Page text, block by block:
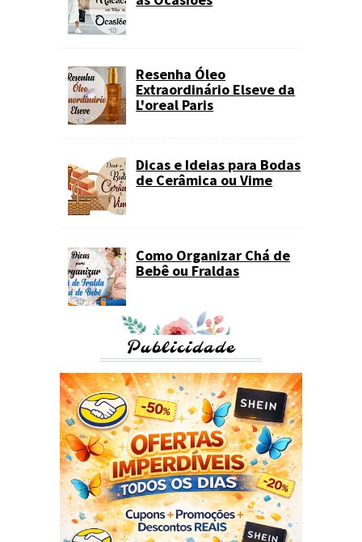
Resenha Óleo
Extraordinário Elseve da
L'oreal Paris
Dicas e Ideias para Bodas
de Cerâmica ou Vime
Como Organizar Chá de
Bebê ou Fraldas
Publicidade